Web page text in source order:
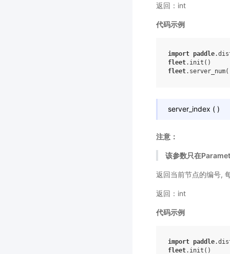
返回：int
代码示例
import paddle
fleet. init ()
fleet. server_num
server_index ( )
注意：
该参数只在
返回当前节点的编号,
返回：int
代码示例
import paddle
fleet. init ()